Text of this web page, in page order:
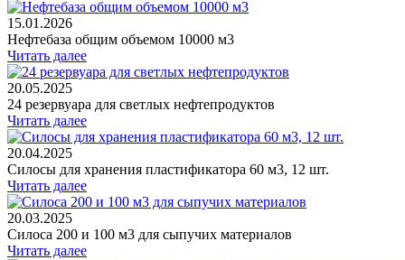
15.01.2026
Нефтебаза общим объемом 10000 м3
Читать далее
20.05.2025
24 резервуара для светлых нефтепродуктов
Читать далее
20.04.2025
Силосы для хранения пластификатора 60 м3, 12 шт.
Читать далее
20.03.2025
Силоса 200 и 100 м3 для сыпучих материалов
Читать далее